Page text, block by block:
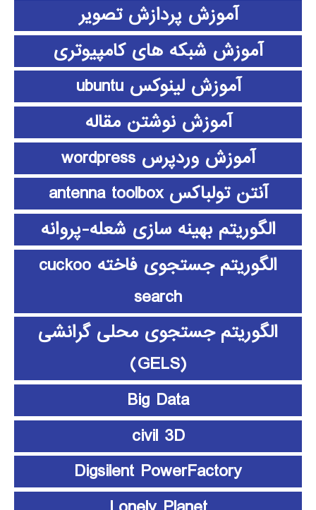
آموزش پردازش تصویر
آموزش شبکه های کامپیوتری
آموزش لینوکس ubuntu
آموزش نوشتن مقاله
آموزش وردپرس wordpress
آنتن تولباکس antenna toolbox
الگوریتم بهینه سازی شعله-پروانه
الگوریتم جستجوی فاخته cuckoo
search
الگوریتم جستجوی محلی گرانشی
(GELS)
Big Data
civil 3D
Digsilent PowerFactory